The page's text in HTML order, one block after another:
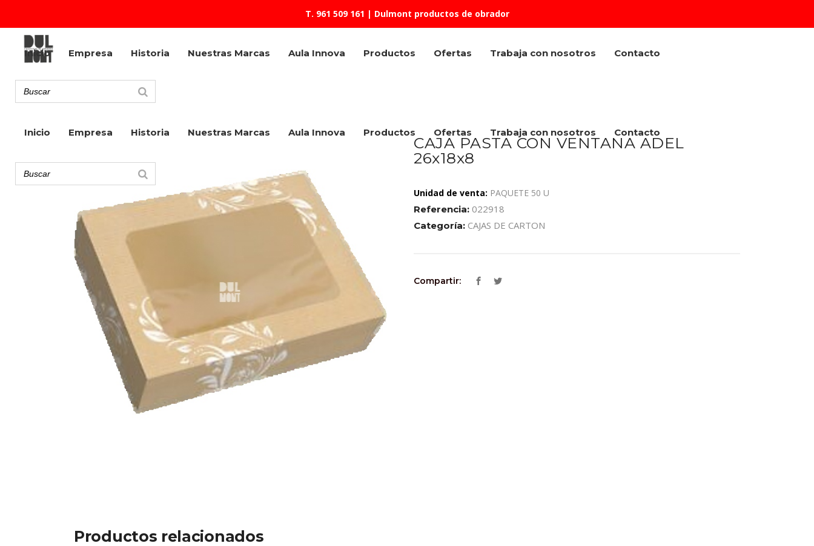
T. 961 509 161 | Dulmont productos de obrador
Inicio Empresa Historia Nuestras Marcas Aula Innova Productos Ofertas Trabaja con nosotros Contacto
Inicio Empresa Historia Nuestras Marcas Aula Innova Productos Ofertas Trabaja con nosotros Contacto
CAJA PASTA CON VENTANA ADEL
26x18x8
Unidad de venta: PAQUETE 50 U
Referencia: 022918
Categoría: CAJAS DE CARTON
Compartir:
Productos relacionados